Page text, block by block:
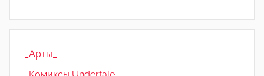
_Арты_